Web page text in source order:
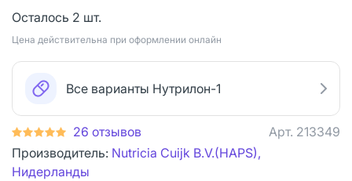
Осталось 2 шт.
Цена действительна при оформлении онлайн
Все варианты Нутрилон-1
26 отзывов Арт. 213349
Производитель: Nutricia Cuijk B.V.(HAPS),
Нидерланды